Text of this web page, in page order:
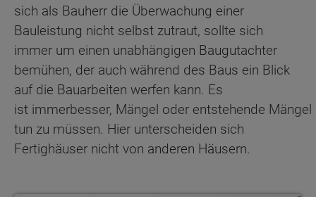
sich als Bauherr die Überwachung einer
Bauleistung nicht selbst zutraut, sollte sich
immer um einen unabhängigen Baugutachter
bemühen, der auch während des Baus ein Blick
auf die Bauarbeiten werfen kann. Es
ist immerbesser, Mängel oder entstehende
tun zu müssen. Hier unterscheiden sich
Fertighäuser nicht von anderen Häusern.